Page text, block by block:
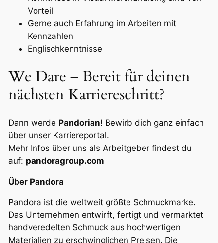
Vorteil
Gerne auch Erfahrung im Arbeiten mit
Kennzahlen
Englischkenntnisse
We Dare – Bereit für deinen
nächsten Karriereschritt?
Dann werde Pandorian! Bewirb dich ganz einfach
über unser Karriereportal.
Mehr Infos über uns als Arbeitgeber findest du
auf: pandoragroup.com
Über Pandora
Pandora ist die weltweit größte Schmuckmarke.
Das Unternehmen entwirft, fertigt und vermarktet
handveredelten Schmuck aus hochwertigen
Materialien zu erschwinglichen Preisen. Die